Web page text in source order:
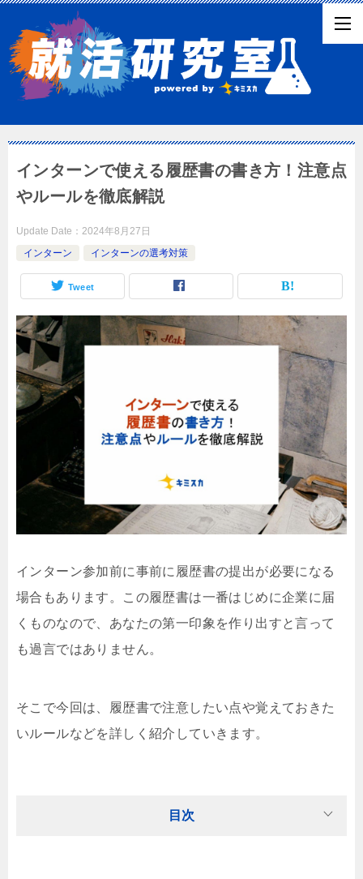
インターンで使える履歴書の書き方！注意点
やルールを徹底解説
Update Date： 2024年8月27日
インターン
インターンの選考対策
Tweet
インターン参加前に事前に履歴書の提出が必要になる
場合もあります。この履歴書は一番はじめに企業に届
くものなので、あなたの第一印象を作り出すと言って
も過言ではありません。
そこで今回は、履歴書で注意したい点や覚えておきた
いルールなどを詳しく紹介していきます。
目次